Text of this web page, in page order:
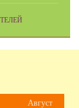
Август